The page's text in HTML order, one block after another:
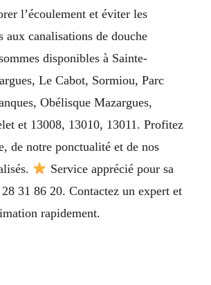
l’écoulement et éviter les
aux canalisations de douche
disponibles à Sainte-
Le Cabot, Sormiou, Parc
Obélisque Mazargues,
et 13008, 13010, 13011. Profitez
de notre ponctualité et de nos
Service apprécié pour sa
31 86 20. Contactez un expert et
rapidement.